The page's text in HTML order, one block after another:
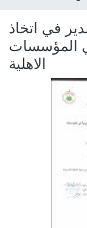
في اتخاذ
المؤسسات
الاهلية